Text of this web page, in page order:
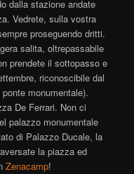
dalla stazione andate
Vedrete, sulla vostra
proseguendo dritti.
salita, oltrepassabile
prendete il sottopasso e
riconoscibile dal
monumentale).
De Ferrari. Non ci
palazzo monumentale
di Palazzo Ducale, la
la piazza ed
Zenacamp!